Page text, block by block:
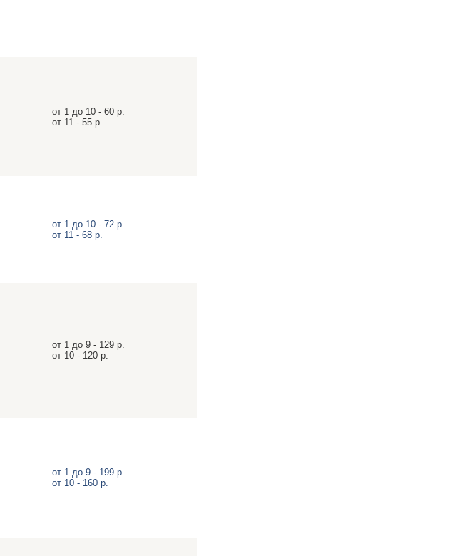
от 1 до 10 - 60 р.
от 11 - 55 р.
от 1 до 10 - 72 р.
от 11 - 68 р.
от 1 до 9 - 129 р.
от 10 - 120 р.
от 1 до 9 - 199 р.
от 10 - 160 р.